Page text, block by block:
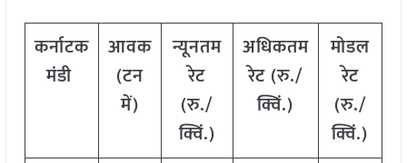
कर्नाटक
मंडी
आवक
(टन
में)
न्यूनतम
रेट
(रु./
क्विं.)
अधिकतम
रेट (रु./
क्विं.)
मोडल
रेट
(रु./
क्विं.)